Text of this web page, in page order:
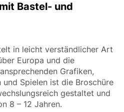
Bastel- und
in leicht verständlicher Art
Europa und die
Grafiken,
und Spielen ist die Broschüre
gestaltet und
8 – 12 Jahren.